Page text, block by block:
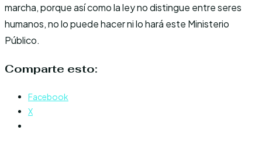
marcha, porque así como la ley no distingue entre seres
humanos, no lo puede hacer ni lo hará este Ministerio
Público.
Comparte esto:
Facebook
X